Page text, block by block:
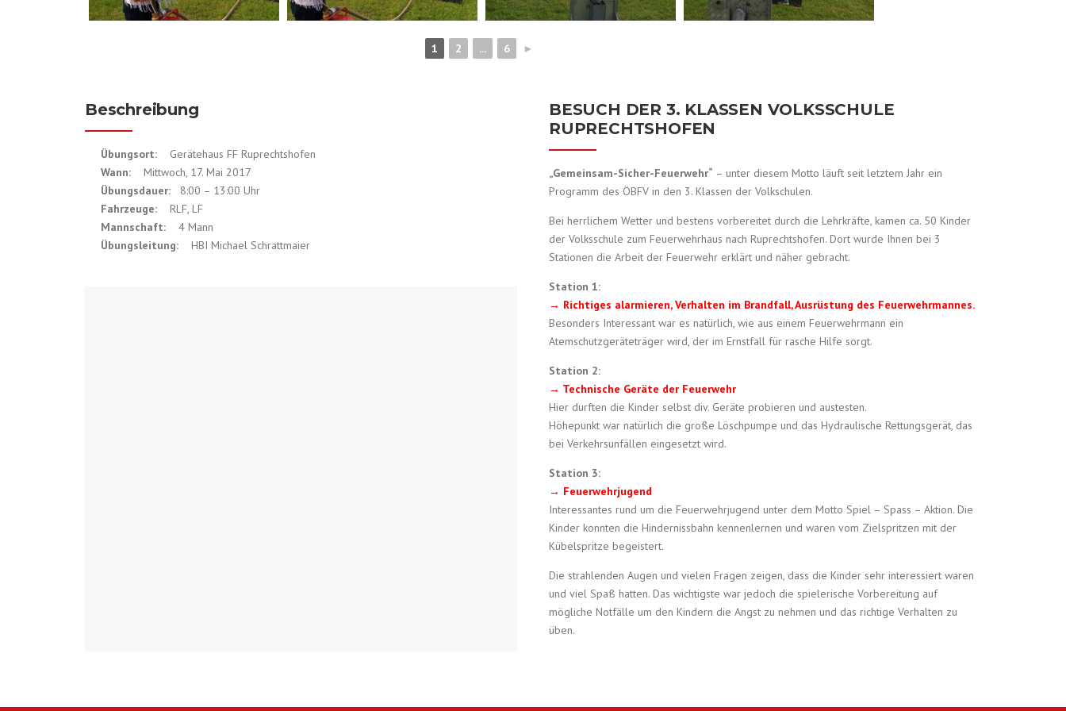
1 2 ... 6 ►
Beschreibung
Übungsort: Gerätehaus FF Ruprechtshofen
Wann: Mittwoch, 17. Mai 2017
Übungsdauer: 8:00 – 13:00 Uhr
Fahrzeuge: RLF, LF
Mannschaft: 4 Mann
Übungsleitung: HBI Michael Schrattmaier
BESUCH DER 3. KLASSEN VOLKSSCHULE
RUPRECHTSHOFEN
„Gemeinsam-Sicher-Feuerwehr“ – unter diesem Motto läuft seit letztem Jahr ein
Programm des ÖBFV in den 3. Klassen der Volkschulen.
Bei herrlichem Wetter und bestens vorbereitet durch die Lehrkräfte, kamen ca. 50 Kinder
der Volksschule zum Feuerwehrhaus nach Ruprechtshofen. Dort wurde Ihnen bei 3
Stationen die Arbeit der Feuerwehr erklärt und näher gebracht.
Station 1:
→ Richtiges alarmieren, Verhalten im Brandfall, Ausrüstung des Feuerwehrmannes.
Besonders Interessant war es natürlich, wie aus einem Feuerwehrmann ein
Atemschutzgeräteträger wird, der im Ernstfall für rasche Hilfe sorgt.
Station 2:
→ Technische Geräte der Feuerwehr
Hier durften die Kinder selbst div. Geräte probieren und austesten.
Höhepunkt war natürlich die große Löschpumpe und das Hydraulische Rettungsgerät, das
bei Verkehrsunfällen eingesetzt wird.
Station 3:
→ Feuerwehrjugend
Interessantes rund um die Feuerwehrjugend unter dem Motto Spiel – Spass – Aktion. Die
Kinder konnten die Hindernissbahn kennenlernen und waren vom Zielspritzen mit der
Kübelspritze begeistert.
Die strahlenden Augen und vielen Fragen zeigen, dass die Kinder sehr interessiert waren
und viel Spaß hatten. Das wichtigste war jedoch die spielerische Vorbereitung auf
mögliche Notfälle um den Kindern die Angst zu nehmen und das richtige Verhalten zu
üben.